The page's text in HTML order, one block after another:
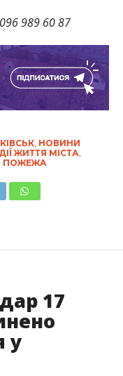
989 60 87
, НОВИНИ
ЖИТТЯ МІСТА,
ПОЖЕЖА
17
у